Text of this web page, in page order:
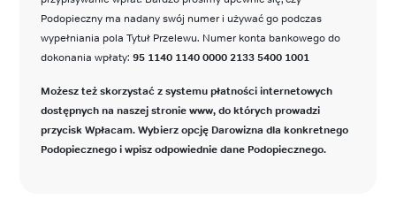
Podopieczny ma nadany swój numer i używać go podczas
wypełniania pola Tytuł Przelewu. Numer konta bankowego do
dokonania wpłaty: 95 1140 1140 0000 2133 5400 1001
Możesz też skorzystać z systemu płatności internetowych
dostępnych na naszej stronie www, do których prowadzi
przycisk Wpłacam. Wybierz opcję Darowizna dla konkretnego
Podopiecznego i wpisz odpowiednie dane Podopiecznego.